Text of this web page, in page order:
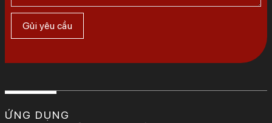
ỨNG DỤNG